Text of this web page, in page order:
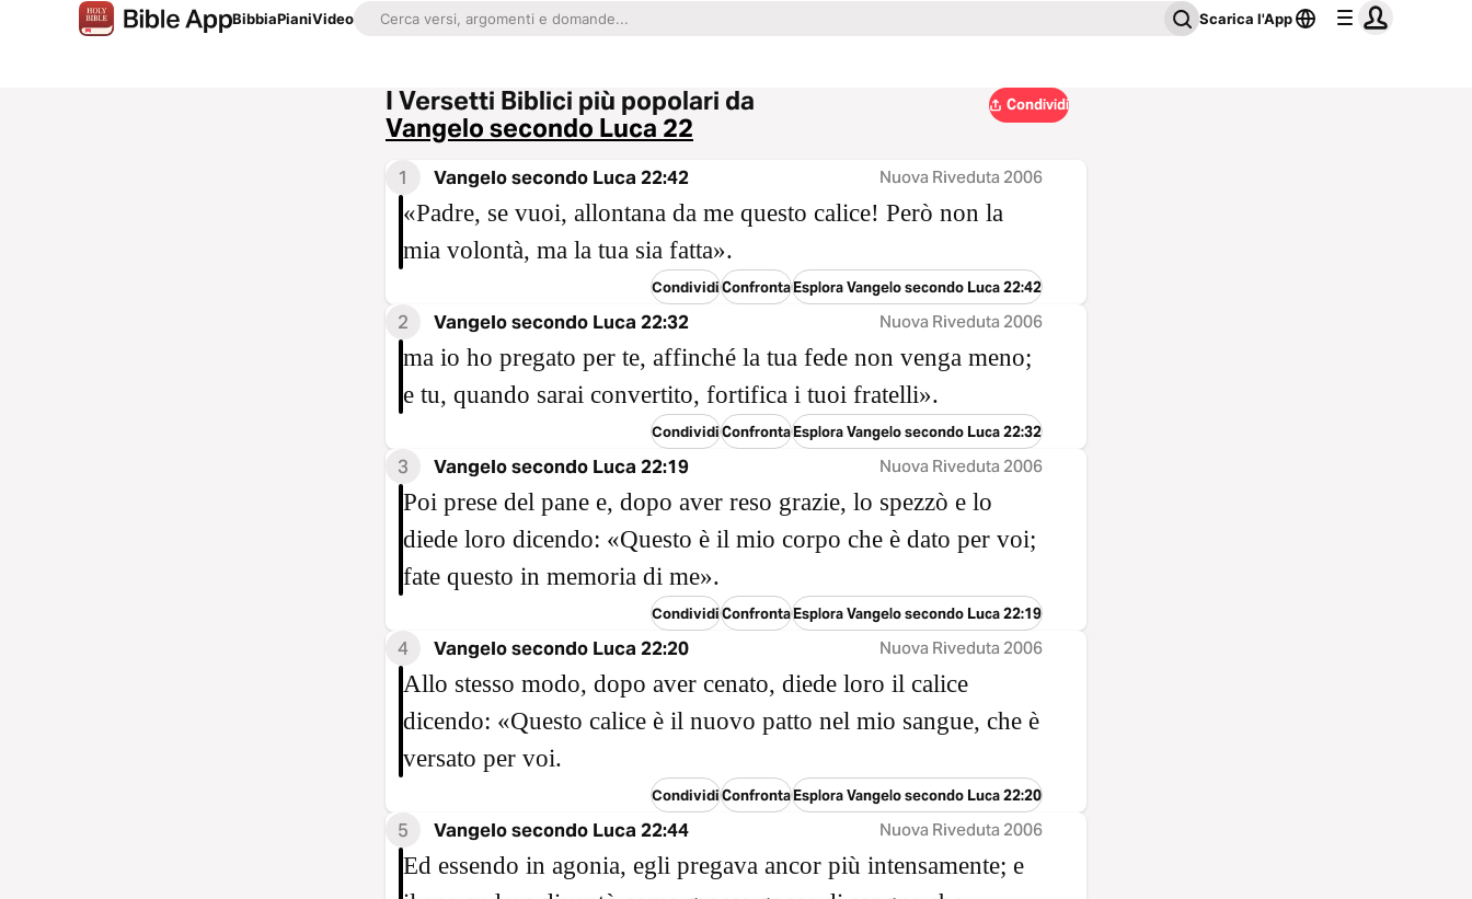
BibbiaPianiVideo Scarica l'App
I Versetti Biblici più popolari da
Vangelo secondo Luca 22
Condividi
1 Vangelo secondo Luca 22:42 Nuova Riveduta 2006
«Padre, se vuoi, allontana da me questo calice! Però non la
mia volontà, ma la tua sia fatta».
CondividiConfrontaEsplora Vangelo secondo Luca 22:42
2 Vangelo secondo Luca 22:32 Nuova Riveduta 2006
ma io ho pregato per te, affinché la tua fede non venga meno;
e tu, quando sarai convertito, fortifica i tuoi fratelli».
CondividiConfrontaEsplora Vangelo secondo Luca 22:32
3 Vangelo secondo Luca 22:19 Nuova Riveduta 2006
Poi prese del pane e, dopo aver reso grazie, lo spezzò e lo
diede loro dicendo: «Questo è il mio corpo che è dato per voi;
fate questo in memoria di me».
CondividiConfrontaEsplora Vangelo secondo Luca 22:19
4 Vangelo secondo Luca 22:20 Nuova Riveduta 2006
Allo stesso modo, dopo aver cenato, diede loro il calice
dicendo: «Questo calice è il nuovo patto nel mio sangue, che è
versato per voi.
CondividiConfrontaEsplora Vangelo secondo Luca 22:20
5 Vangelo secondo Luca 22:44 Nuova Riveduta 2006
Ed essendo in agonia, egli pregava ancor più intensamente; e